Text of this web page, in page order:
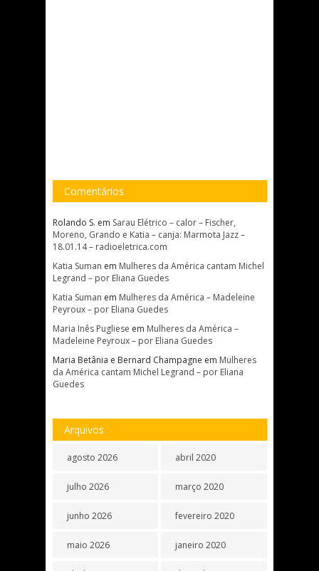
Comentários
Rolando S. em Sarau Elétrico – calor – Fischer,
Moreno, Grando e Katia – canja: Marmota Jazz –
18.01.14 – radioeletrica.com
Katia Suman em Mulheres da América cantam Michel
Legrand – por Eliana Guedes
Katia Suman em Mulheres da América – Madeleine
Peyroux – por Eliana Guedes
Maria Inês Pugliese em Mulheres da América –
Madeleine Peyroux – por Eliana Guedes
Maria Betânia e Bernard Champagne em Mulheres
da América cantam Michel Legrand – por Eliana
Guedes
Arquivos
agosto 2026
julho 2026
junho 2026
maio 2026
abril 2020
março 2020
fevereiro 2020
janeiro 2020